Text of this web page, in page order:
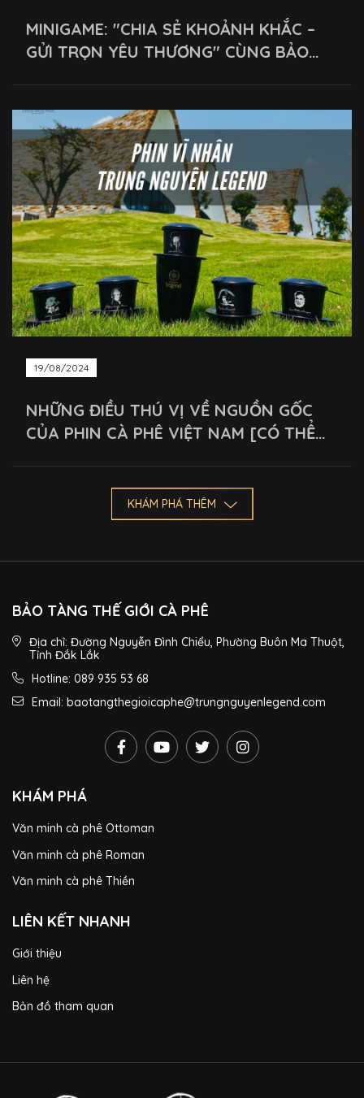
MINIGAME: "CHIA SẺ KHOẢNH KHẮC –
GỬI TRỌN YÊU THƯƠNG" CÙNG BẢO
19/08/2024
NHỮNG ĐIỀU THÚ VỊ VỀ NGUỒN GỐC
CỦA PHIN CÀ PHÊ VIỆT NAM [CÓ THỂ
KHÁM PHÁ THÊM
BẢO TÀNG THẾ GIỚI CÀ PHÊ
Địa chỉ: Đường Nguyễn Đình Chiểu, Phường Buôn Ma Thuột,
Tỉnh Đắk Lắk
Hotline: 089 935 53 68
Email: baotangthegioicaphe@trungnguyenlegend.com
KHÁM PHÁ
Văn minh cà phê Ottoman
Văn minh cà phê Roman
Văn minh cà phê Thiền
LIÊN KẾT NHANH
Giới thiệu
Liên hệ
Bản đồ tham quan